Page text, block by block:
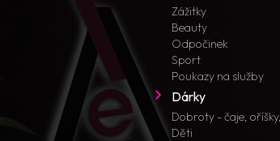
Zážitky
Beauty
Odpočinek
Sport
Poukazy na služby
Dárky
Dobroty - čaje,
Děti